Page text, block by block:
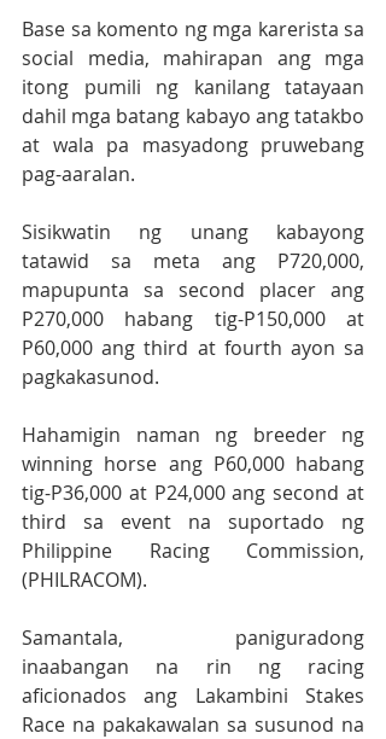
Base sa komento ng mga karerista sa
social media, mahirapan ang mga
itong pumili ng kanilang tatayaan
dahil mga batang kabayo ang tatakbo
at wala pa masyadong pruwebang
pag-aaralan.
Sisikwatin ng unang kabayong
tatawid sa meta ang P720,000,
mapupunta sa second placer ang
P270,000 habang tig-P150,000 at
P60,000 ang third at fourth ayon sa
pagkakasunod.
Hahamigin naman ng breeder ng
winning horse ang P60,000 habang
tig-P36,000 at P24,000 ang second at
third sa event na suportado ng
Philippine Racing Commission,
(PHILRACOM).
Samantala, paniguradong
inaabangan na rin ng racing
aficionados ang Lakambini Stakes
Race na pakakawalan sa susunod na